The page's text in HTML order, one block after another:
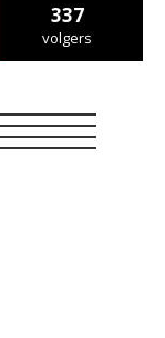
337
volgers